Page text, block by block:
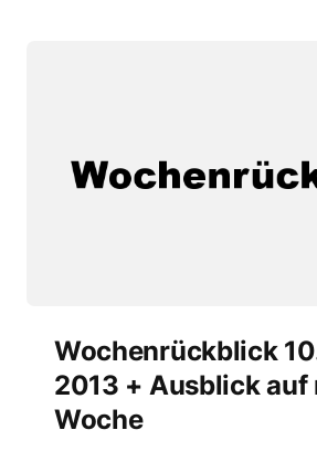
Wochenrückblick
2013 + Ausblick auf
Woche